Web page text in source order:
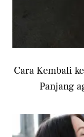
Cara Kembali
Panjang